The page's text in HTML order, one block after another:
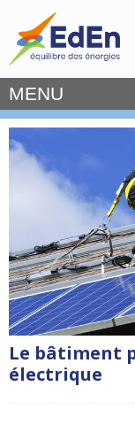
MENU
Le bâtiment
électrique